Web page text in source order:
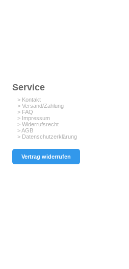
Service
> Kontakt
> Versand/Zahlung
> FAQ
> Impressum
> Widerrufsrecht
> AGB
> Datenschutzerklärung
Vertrag widerrufen